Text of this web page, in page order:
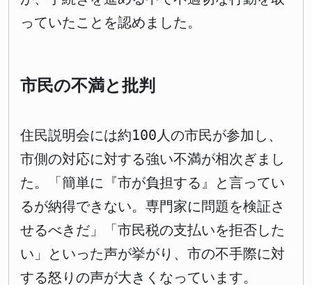
っていたことを認めました。
市民の不満と批判
住民説明会には約100人の市民が参加し、
市側の対応に対する強い不満が相次ぎまし
た。「簡単に『市が負担する』と言ってい
るが納得できない。専門家に問題を検証さ
せるべきだ」「市民税の支払いを拒否した
い」といった声が挙がり、市の不手際に対
する怒りの声が大きくなっています。